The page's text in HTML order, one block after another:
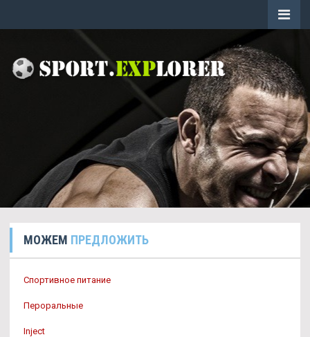
МОЖЕМ ПРЕДЛОЖИТЬ
Спортивное питание
Пероральные
Inject